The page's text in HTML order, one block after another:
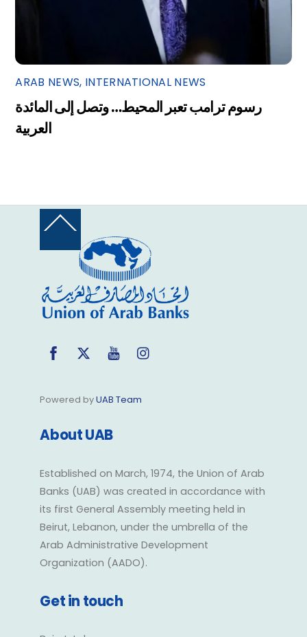
ARAB NEWS, INTERNATIONAL NEWS
رسوم ترامب تعبر المحيط… وتصل إلى المائدة
العربية
Back
Top
Facebook
Twitter YouTube
Powered byUAB Team
About UAB
Established on March, 1974, the Union of Arab
Banks (UAB) was created in accordance with
its first General Assembly meeting held in
Beirut, Lebanon, under the umbrella of the
Arab Administrative Development
Organization (AADO).
Get in touch